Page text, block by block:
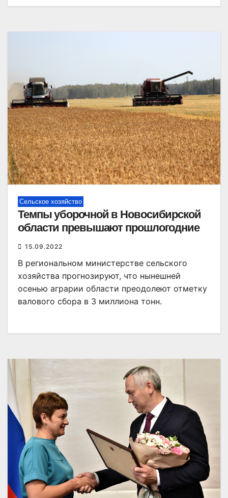
Сельское хозяйство
Темпы уборочной в Новосибирской
области превышают прошлогодние
15.09.2022
В региональном министерстве сельского
хозяйства прогнозируют, что нынешней
осенью аграрии области преодолеют отметку
валового сбора в 3 миллиона тонн.